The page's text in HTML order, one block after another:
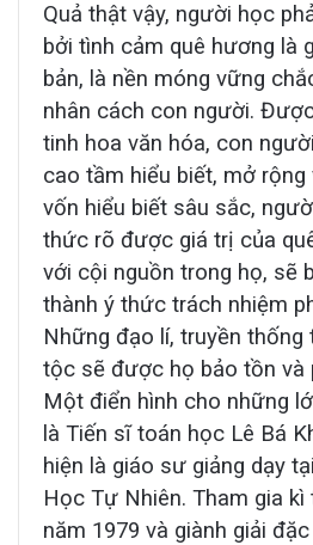
Quả thật vậy, người học
bởi tình cảm quê hương là
bản, là nền móng vững
nhân cách con người.
tinh hoa văn hóa, con
cao tầm hiểu biết, mở
vốn hiểu biết sâu sắc,
thức rõ được giá trị của
với cội nguồn trong họ, sẽ
thành ý thức trách nhiệm
Những đạo lí, truyền thống
tộc sẽ được họ bảo tồn và
Một điển hình cho những
là Tiến sĩ toán học Lê Bá
hiện là giáo sư giảng dạy
Học Tự Nhiên. Tham gia
năm 1979 và giành giải